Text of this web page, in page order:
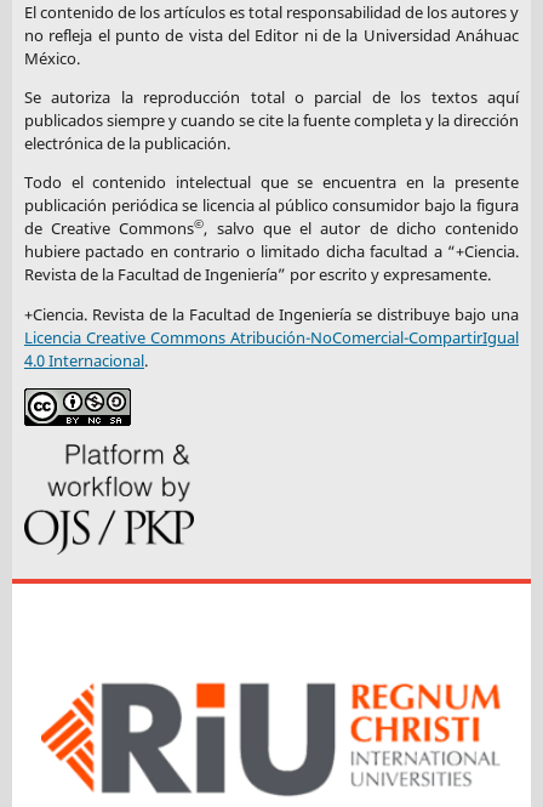
El contenido de los artículos es total responsabilidad de los autores y
no refleja el punto de vista del Editor ni de la Universidad Anáhuac
México.
Se autoriza la reproducción total o parcial de los textos aquí
publicados siempre y cuando se cite la fuente completa y la dirección
electrónica de la publicación.
Todo el contenido intelectual que se encuentra en la presente
publicación periódica se licencia al público consumidor bajo la figura
de Creative Commons©, salvo que el autor de dicho contenido
hubiere pactado en contrario o limitado dicha facultad a “+Ciencia.
Revista de la Facultad de Ingeniería” por escrito y expresamente.
+Ciencia. Revista de la Facultad de Ingeniería se distribuye bajo una
Licencia Creative Commons Atribución-NoComercial-CompartirIgual
4.0 Internacional.